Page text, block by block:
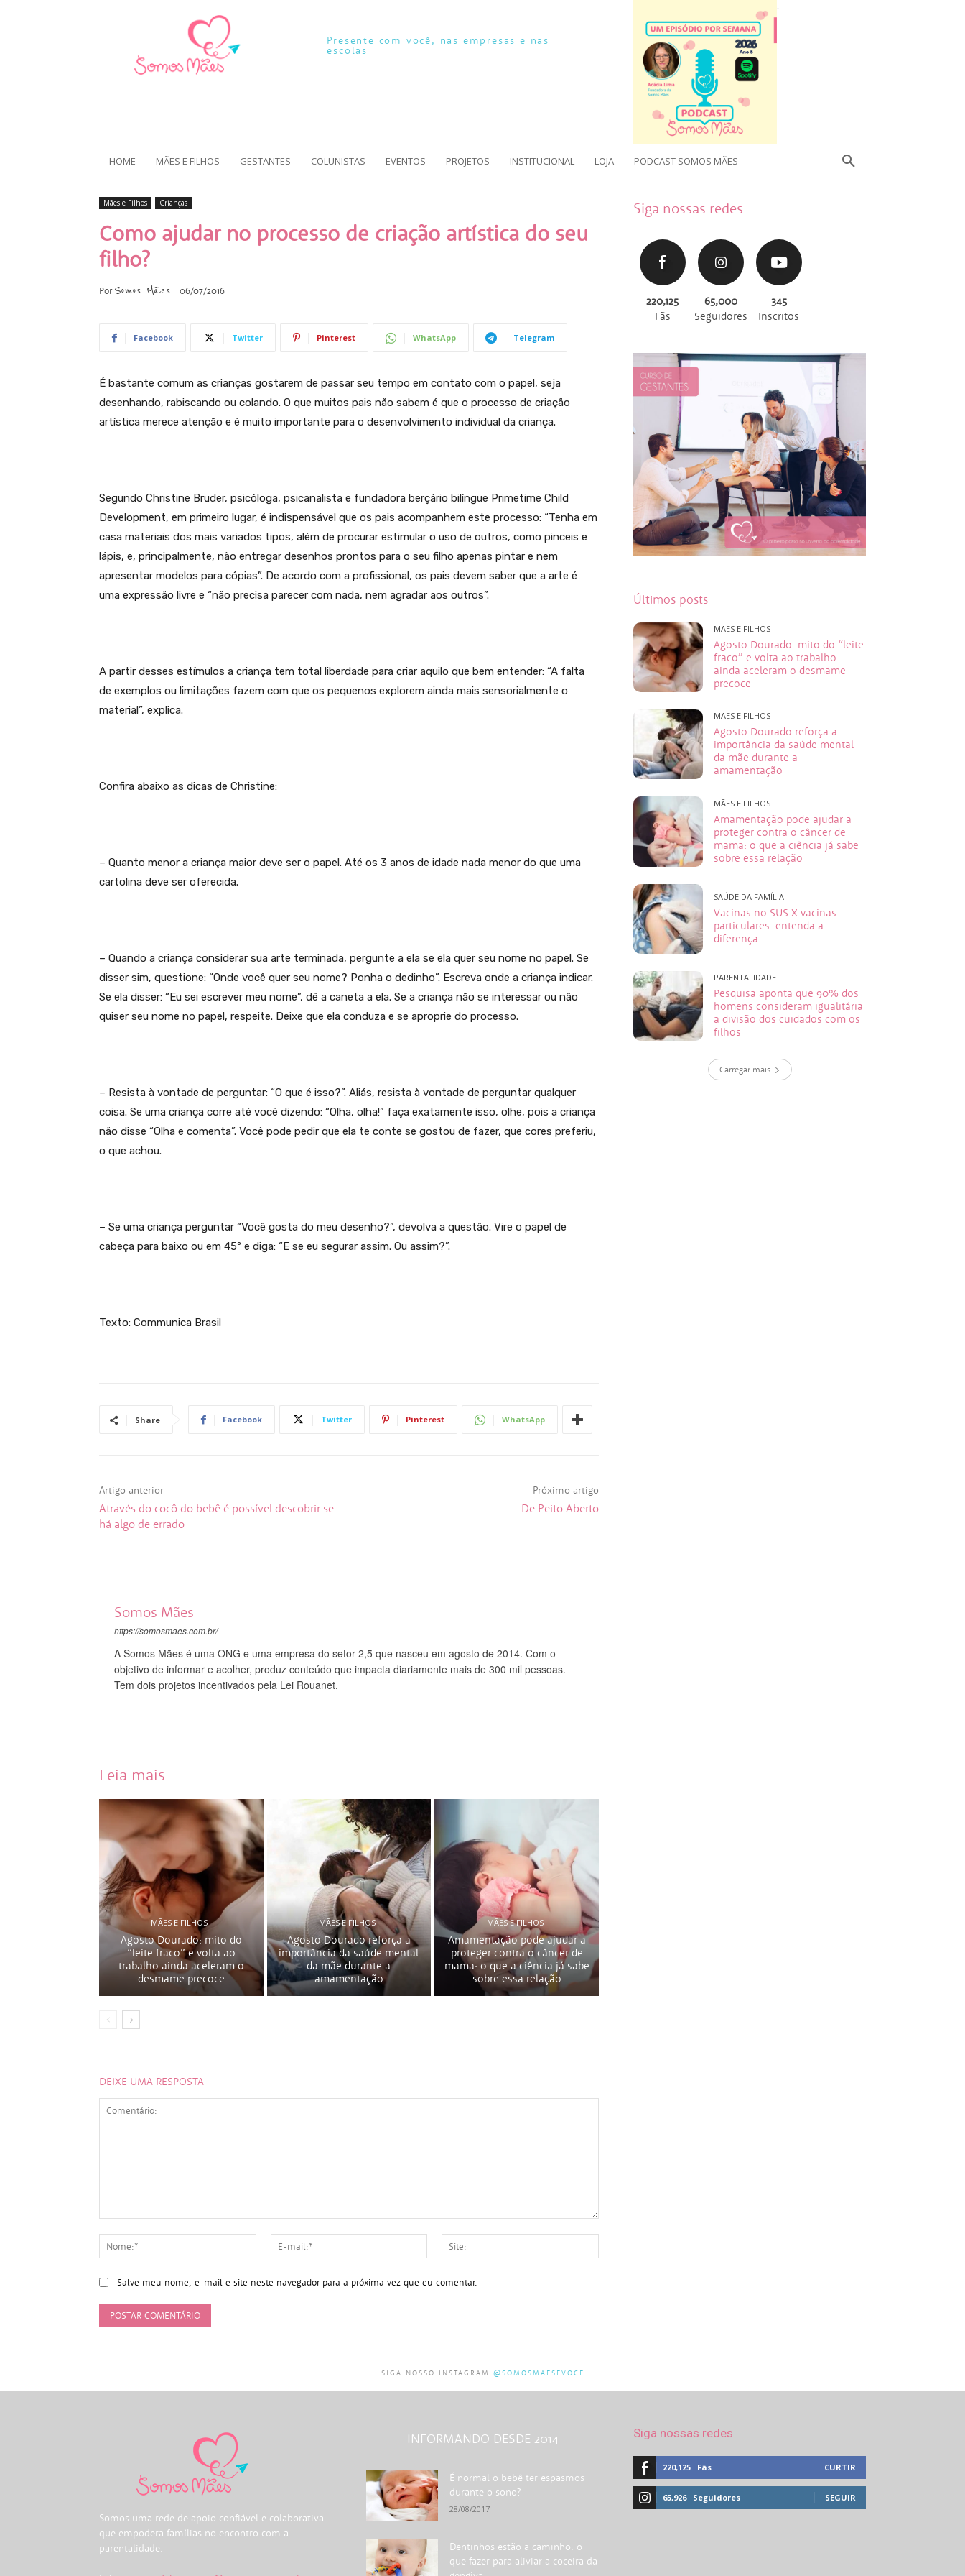
Presente com você, nas empresas e nas
escolas
.
HOME MÃES E FILHOS GESTANTES COLUNISTAS EVENTOS PROJETOS INSTITUCIONAL LOJA PODCAST SOMOS MÃES
Mães e Filhos Crianças
Como ajudar no processo de criação artística do seu
filho?
Por Somos Mães 06/07/2016
Facebook Twitter Pinterest WhatsApp Telegram
É bastante comum as crianças gostarem de passar seu tempo em contato com o papel, seja
desenhando, rabiscando ou colando. O que muitos pais não sabem é que o processo de criação
artística merece atenção e é muito importante para o desenvolvimento individual da criança.
Segundo Christine Bruder, psicóloga, psicanalista e fundadora berçário bilíngue Primetime Child
Development, em primeiro lugar, é indispensável que os pais acompanhem este processo: “Tenha em
casa materiais dos mais variados tipos, além de procurar estimular o uso de outros, como pinceis e
lápis, e, principalmente, não entregar desenhos prontos para o seu filho apenas pintar e nem
apresentar modelos para cópias”. De acordo com a profissional, os pais devem saber que a arte é
uma expressão livre e “não precisa parecer com nada, nem agradar aos outros”.
A partir desses estímulos a criança tem total liberdade para criar aquilo que bem entender: “A falta
de exemplos ou limitações fazem com que os pequenos explorem ainda mais sensorialmente o
material”, explica.
Confira abaixo as dicas de Christine:
– Quanto menor a criança maior deve ser o papel. Até os 3 anos de idade nada menor do que uma
cartolina deve ser oferecida.
– Quando a criança considerar sua arte terminada, pergunte a ela se ela quer seu nome no papel. Se
disser sim, questione: “Onde você quer seu nome? Ponha o dedinho”. Escreva onde a criança indicar.
Se ela disser: “Eu sei escrever meu nome”, dê a caneta a ela. Se a criança não se interessar ou não
quiser seu nome no papel, respeite. Deixe que ela conduza e se aproprie do processo.
– Resista à vontade de perguntar: “O que é isso?”. Aliás, resista à vontade de perguntar qualquer
coisa. Se uma criança corre até você dizendo: “Olha, olha!” faça exatamente isso, olhe, pois a criança
não disse “Olha e comenta”. Você pode pedir que ela te conte se gostou de fazer, que cores preferiu,
o que achou.
– Se uma criança perguntar “Você gosta do meu desenho?”, devolva a questão. Vire o papel de
cabeça para baixo ou em 45º e diga: “E se eu segurar assim. Ou assim?”.
Texto: Communica Brasil
Share Facebook Twitter Pinterest WhatsApp
Artigo anterior
Através do cocô do bebê é possível descobrir se
há algo de errado
Próximo artigo
De Peito Aberto
Somos Mães
https://somosmaes.com.br/
A Somos Mães é uma ONG e uma empresa do setor 2,5 que nasceu em agosto de 2014. Com o
objetivo de informar e acolher, produz conteúdo que impacta diariamente mais de 300 mil pessoas.
Tem dois projetos incentivados pela Lei Rouanet.
Leia mais
MÃES E FILHOS
Agosto Dourado: mito do
“leite fraco” e volta ao
trabalho ainda aceleram o
desmame precoce
MÃES E FILHOS
Agosto Dourado reforça a
importância da saúde mental
da mãe durante a
amamentação
MÃES E FILHOS
Amamentação pode ajudar a
proteger contra o câncer de
mama: o que a ciência já sabe
sobre essa relação
DEIXE UMA RESPOSTA
Nome:*
mail:*
Salve meu nome, e-mail e site neste navegador para a próxima vez que eu comentar.
Siga nossas redes
220,125
Fãs
65,000
Seguidores
345
Inscritos
Últimos posts
MÃES E FILHOS
Agosto Dourado: mito do “leite
fraco” e volta ao trabalho
ainda aceleram o desmame
precoce
MÃES E FILHOS
Agosto Dourado reforça a
importância da saúde mental
da mãe durante a
amamentação
MÃES E FILHOS
Amamentação pode ajudar a
proteger contra o câncer de
mama: o que a ciência já sabe
sobre essa relação
SAÚDE DA FAMÍLIA
Vacinas no SUS X vacinas
particulares: entenda a
diferença
PARENTALIDADE
Pesquisa aponta que 90% dos
homens consideram igualitária
a divisão dos cuidados com os
filhos
Carregar mais
SIGA NOSSO INSTAGRAM @SOMOSMAESEVOCE
Somos uma rede de apoio confiável e colaborativa
que empodera famílias no encontro com a
parentalidade.
INFORMANDO DESDE 2014
É normal o bebê ter espasmos
durante o sono?
28/08/2017
Dentinhos estão a caminho: o
que fazer para aliviar a coceira da
Siga nossas redes
220,125 Fãs CURTIR
65,926 Seguidores SEGUIR